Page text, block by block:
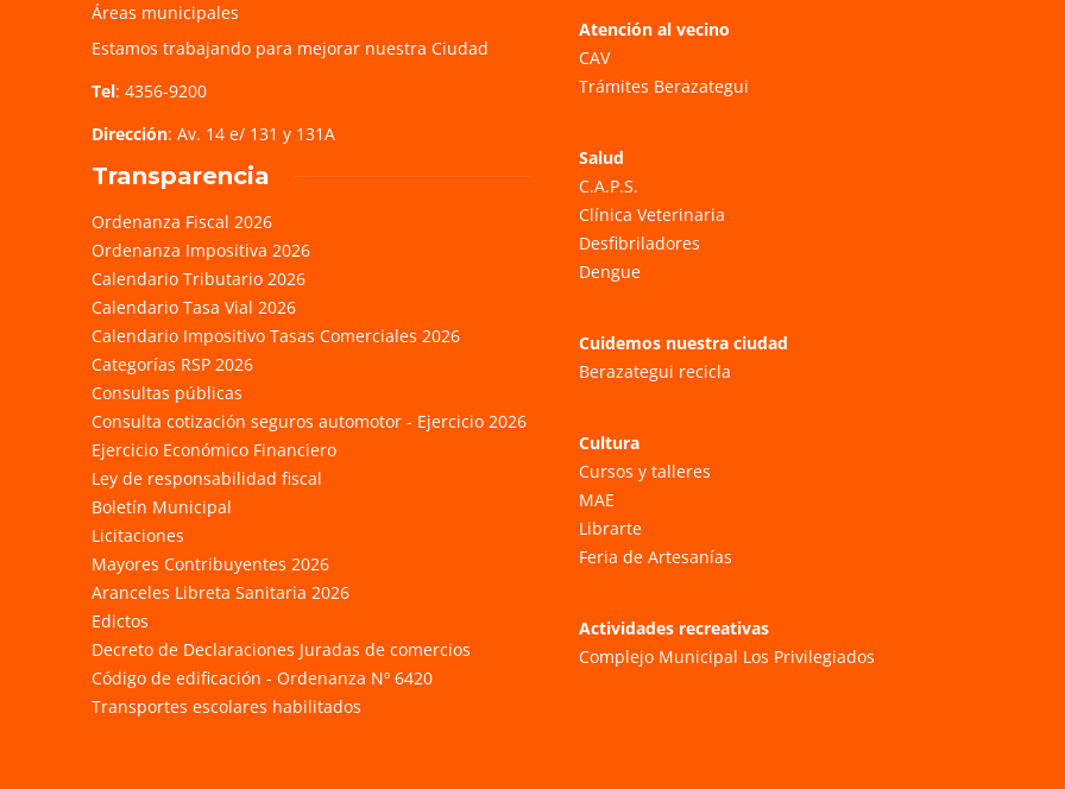
Áreas municipales
Estamos trabajando para mejorar nuestra Ciudad
Tel: 4356-9200
Dirección: Av. 14 e/ 131 y 131A
Transparencia
Ordenanza Fiscal 2026
Ordenanza Impositiva 2026
Calendario Tributario 2026
Calendario Tasa Vial 2026
Calendario Impositivo Tasas Comerciales 2026
Categorías RSP 2026
Consultas públicas
Consulta cotización seguros automotor - Ejercicio 2026
Ejercicio Económico Financiero
Ley de responsabilidad fiscal
Boletín Municipal
Licitaciones
Mayores Contribuyentes 2026
Aranceles Libreta Sanitaria 2026
Edictos
Decreto de Declaraciones Juradas de comercios
Código de edificación - Ordenanza Nº 6420
Transportes escolares habilitados
Atención al vecino
CAV
Trámites Berazategui
Salud
C.A.P.S.
Clínica Veterinaria
Desfibriladores
Dengue
Cuidemos nuestra ciudad
Berazategui recicla
Cultura
Cursos y talleres
MAE
Librarte
Feria de Artesanías
Actividades recreativas
Complejo Municipal Los Privilegiados